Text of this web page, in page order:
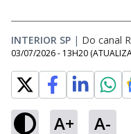
INTERIOR SP | Do canal
03/07/2026 - 13H20
A+ A-